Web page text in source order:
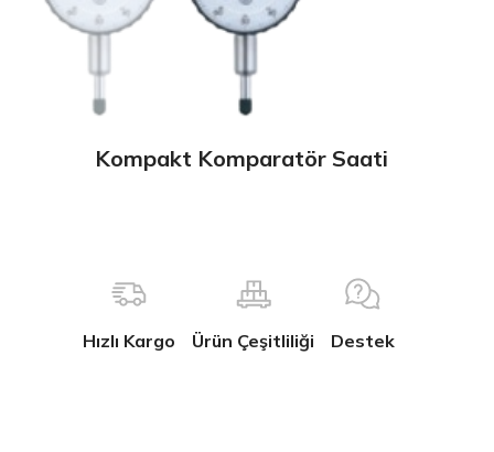
Kompakt Komparatör Saati
Hızlı Kargo Ürün Çeşitliliği Destek